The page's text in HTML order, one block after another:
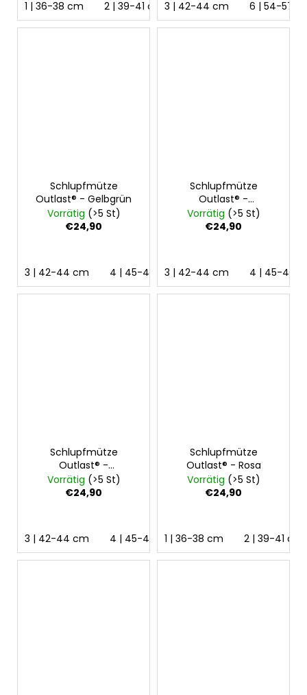
1 | 36-38 cm 2 | 39-41 cm 3 | 42-44 cm 4 | 45-
3 | 42-44 cm 6 | 54-57
Schlupfmütze
Outlast® - Gelbgrün
Vorrätig (>5 St)
€24,90
3 | 42-44 cm 4 | 45-48 cm 5 | 49-53 cm 6 |
Schlupfmütze
Outlast® -
Scharlachrot
Vorrätig (>5 St)
€24,90
3 | 42-44 cm 4 | 45-48
Schlupfmütze
Outlast® -
Pflaumenblau
Vorrätig (>5 St)
€24,90
3 | 42-44 cm 4 | 45-48 cm
Schlupfmütze
Outlast® - Rosa
Vorrätig (>5 St)
€24,90
1 | 36-38 cm 2 | 39-41 cm